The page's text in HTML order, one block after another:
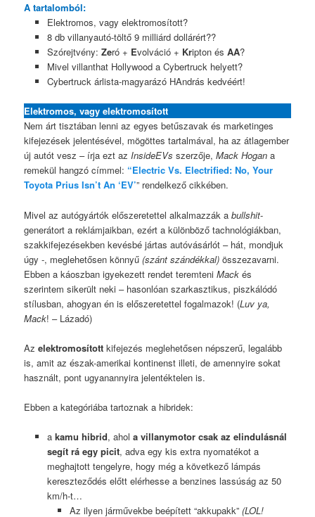
A tartalomból:
Elektromos, vagy elektromosított?
8 db villanyautó-töltő 9 milliárd dollárért??
Szórejtvény: Zeró + Evolváció + Kripton és AA?
Mivel villanthat Hollywood a Cybertruck helyett?
Cybertruck árlista-magyarázó HAndrás kedvéért!
Elektromos, vagy elektromosított
Nem árt tisztában lenni az egyes betűszavak és marketinges
kifejezések jelentésével, mögöttes tartalmával, ha az átlagember
új autót vesz – írja ezt azInsideEVs szerzője,Mack Hogan a
remekül hangzó címmel: “Electric Vs. Electrified: No, Your
Toyota Prius Isn’t An ‘EV’” rendelkező cikkében.
Mivel az autógyártók előszeretettel alkalmazzák abullshit-
generátort a reklámjaikban, ezért a különböző tachnológiákban,
szakkifejezésekben kevésbé jártas autóvásárlót – hát, mondjuk
úgy -, meglehetősen könnyű(szánt szándékkal) összezavarni.
Ebben a káoszban igyekezett rendet teremteniMack és
szerintem sikerült neki – hasonlóan szarkasztikus, piszkálódó
stílusban, ahogyan én is előszeretettel fogalmazok! (Luv ya,
Mack! – Lázadó)
Azelektromosított kifejezés meglehetősen népszerű, legalább
is, amit az észak-amerikai kontinenst illeti, de amennyire sokat
használt, pont ugyanannyira jelentéktelen is.
Ebben a kategóriába tartoznak a hibridek:
a kamu hibrid, ahol a villanymotor csak az elindulásnál
segít rá egy picit, adva egy kis extra nyomatékot a
meghajtott tengelyre, hogy még a következő lámpás
kereszteződés előtt elérhesse a benzines lassúság az 50
km/h-t…
Az ilyen járművekbe beépített “akkupakk”(LOL!